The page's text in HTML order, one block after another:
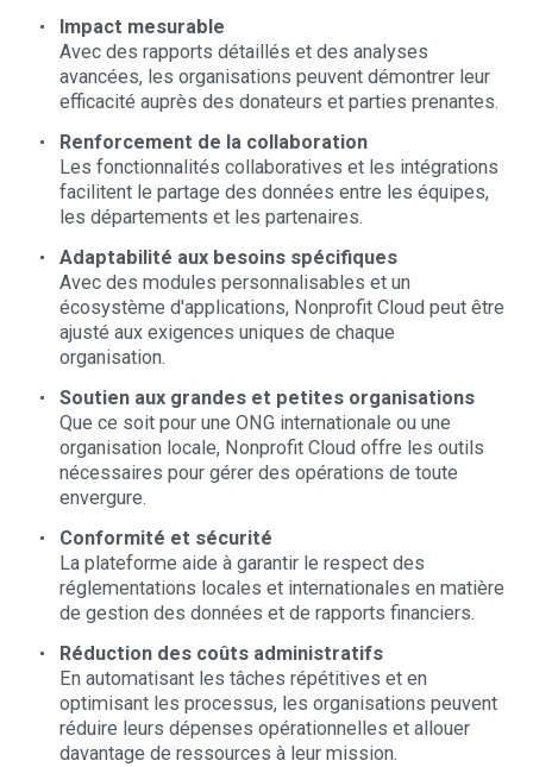
Impact mesurable
Avec des rapports détaillés et des analyses
avancées, les organisations peuvent démontrer leur
efficacité auprès des donateurs et parties prenantes.
Renforcement de la collaboration
Les fonctionnalités collaboratives et les intégrations
facilitent le partage des données entre les équipes,
les départements et les partenaires.
Adaptabilité aux besoins spécifiques
Avec des modules personnalisables et un
écosystème d'applications, Nonprofit Cloud peut être
ajusté aux exigences uniques de chaque
organisation.
Soutien aux grandes et petites organisations
Que ce soit pour une ONG internationale ou une
organisation locale, Nonprofit Cloud offre les outils
nécessaires pour gérer des opérations de toute
envergure.
Conformité et sécurité
La plateforme aide à garantir le respect des
réglementations locales et internationales en matière
de gestion des données et de rapports financiers.
Réduction des coûts administratifs
En automatisant les tâches répétitives et en
optimisant les processus, les organisations peuvent
réduire leurs dépenses opérationnelles et allouer
davantage de ressources à leur mission.